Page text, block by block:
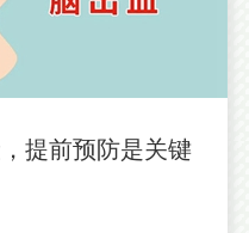
提前预防是关键